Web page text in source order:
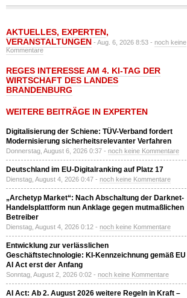
AKTUELLES, EXPERTEN,
VERANSTALTUNGEN - Aug. 6, 2026 8:53 - noch keine
Kommentare
REGES INTERESSE AM 4. KI-TAG DER
WIRTSCHAFT DES LANDES
BRANDENBURG
WEITERE BEITRÄGE IN EXPERTEN
Digitalisierung der Schiene: TÜV-Verband fordert
Modernisierung sicherheitsrelevanter Verfahren
Donnerstag, August 6, 2026 0:37 - noch keine Kommentare
Deutschland im EU-Digitalranking auf Platz 17
Dienstag, August 4, 2026 0:47 - noch keine Kommentare
„Archetyp Market“: Nach Abschaltung der Darknet-
Handelsplattform nun Anklage gegen mutmaßlichen
Betreiber
Dienstag, August 4, 2026 0:12 - noch keine Kommentare
Entwicklung zur verlässlichen
Geschäftstechnologie: KI-Kennzeichnung gemäß EU
AI Act erst der Anfang
Sonntag, August 2, 2026 0:02 - noch keine Kommentare
AI Act: Ab 2. August 2026 weitere Regeln in Kraft –